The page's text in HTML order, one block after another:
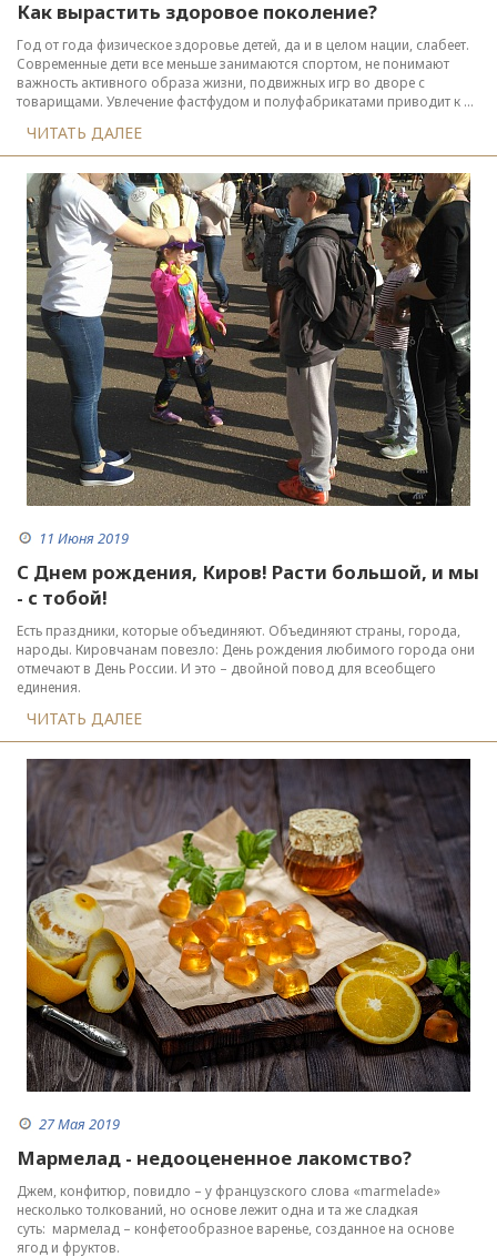
Как вырастить здоровое поколение?
Год от года физическое здоровье детей, да и в целом нации, слабеет.
Современные дети все меньше занимаются спортом, не понимают
важность активного образа жизни, подвижных игр во дворе с
товарищами. Увлечение фастфудом и полуфабрикатами приводит к ...
ЧИТАТЬ ДАЛЕЕ
11 Июня 2019
С Днем рождения, Киров! Расти большой, и мы
- с тобой!
Есть праздники, которые объединяют. Объединяют страны, города,
народы. Кировчанам повезло: День рождения любимого города они
отмечают в День России. И это – двойной повод для всеобщего
единения.
ЧИТАТЬ ДАЛЕЕ
27 Мая 2019
Мармелад - недооцененное лакомство?
Джем, конфитюр, повидло – у французского слова «marmelade»
несколько толкований, но основе лежит одна и та же сладкая
суть: мармелад – конфетообразное варенье, созданное на основе
ягод и фруктов.